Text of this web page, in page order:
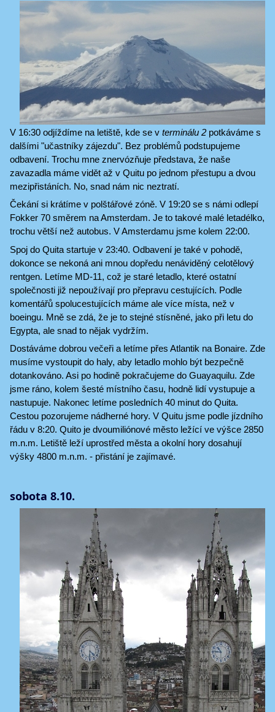
V 16:30 odjíždíme na letiště, kde se v terminálu 2 potkáváme s
dalšími "učastníky zájezdu". Bez problémů podstupujeme
odbavení. Trochu mne znervózňuje představa, že naše
zavazadla máme vidět až v Quitu po jednom přestupu a dvou
mezipřistáních. No, snad nám nic neztratí.
Čekání si krátíme v polštářové zóně. V 19:20 se s námi odlepí
Fokker 70 směrem na Amsterdam. Je to takové malé letadélko,
trochu větší než autobus. V Amsterdamu jsme kolem 22:00.
Spoj do Quita startuje v 23:40. Odbavení je také v pohodě,
dokonce se nekoná ani mnou dopředu nenáviděný celotělový
rentgen. Letíme MD-11, což je staré letadlo, které ostatní
společnosti již nepoužívají pro přepravu cestujících. Podle
komentářů spolucestujících máme ale více místa, než v
boeingu. Mně se zdá, že je to stejné stísněné, jako při letu do
Egypta, ale snad to nějak vydržím.
Dostáváme dobrou večeři a letíme přes Atlantik na Bonaire. Zde
musíme vystoupit do haly, aby letadlo mohlo být bezpečně
dotankováno. Asi po hodině pokračujeme do Guayaquilu. Zde
jsme ráno, kolem šesté místního času, hodně lidí vystupuje a
nastupuje. Nakonec letíme posledních 40 minut do Quita.
Cestou pozorujeme nádherné hory. V Quitu jsme podle jízdního
řádu v 8:20. Quito je dvoumiliónové město ležící ve výšce 2850
m.n.m. Letiště leží uprostřed města a okolní hory dosahují
výšky 4800 m.n.m. - přistání je zajímavé.
sobota 8.10.